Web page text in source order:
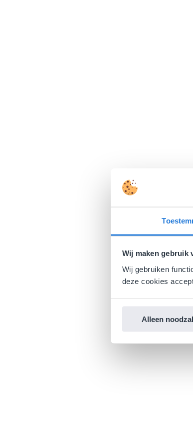
Wij maken gebruik
Wij gebruiken
deze cookies
Alleen